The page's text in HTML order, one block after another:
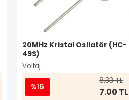
20MHz Kristal Osilatör (HC-
49S)
Voltaj
%16
8.33 TL
7.00 TL